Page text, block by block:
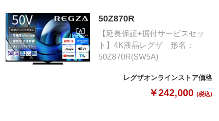
50Z870R
【延長保証+据付サービスセッ
ト】4K液晶レグザ 形名：
50Z870R(SW5A)
レグザオンラインストア価格
￥242,000 (税込)